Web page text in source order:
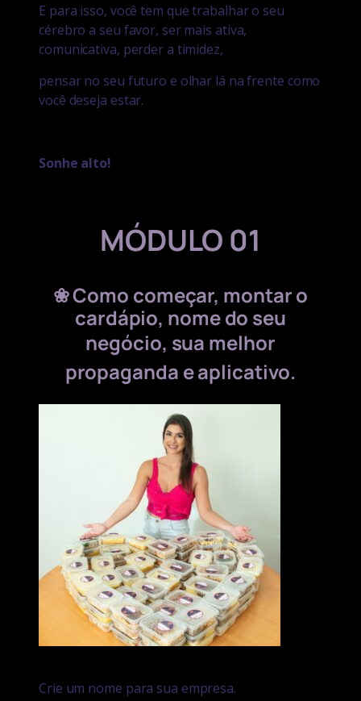
E para isso, você tem quetrabalhar o seu
cérebro a seu favor, ser mais ativa,
comunicativa, perder a timidez,
pensar no seu futuro e olhar lá na frente como
você deseja estar.
Sonhe alto!
MÓDULO 01
❀Como começar, montar o
cardápio, nome do seu
negócio, sua melhor
propaganda e aplicativo.
Crie um nome para sua empresa.